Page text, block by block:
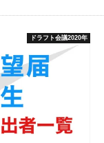
ドラフト会議2020年